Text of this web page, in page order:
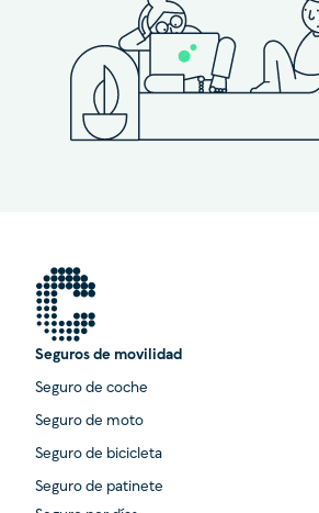
Seguros de movilidad
Seguro de coche
Seguro de moto
Seguro de bicicleta
Seguro de patinete